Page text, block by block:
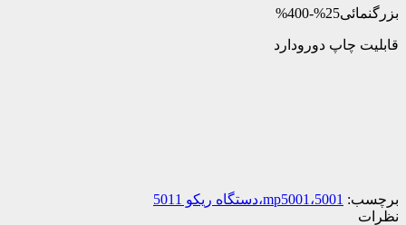
بزرگنمائی25%-400%
قابلیت چاپ دورودارد
برچسب: 5001،mp5001،دستگاه ریکو 5011
نظرات